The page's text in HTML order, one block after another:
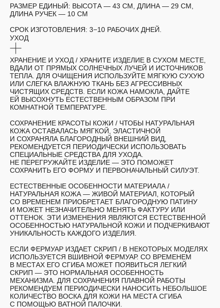
РАЗМЕР ЕДИНЫЙ: ВЫСОТА — 43 СМ, ДЛИНА — 29 СМ,
ДЛИНА РУЧЕК — 10 СМ
СРОК ИЗГОТОВЛЕНИЯ: 3−10 РАБОЧИХ ДНЕЙ.
УХОД
ХРАНЕНИЕ И УХОД / ХРАНИТЕ ИЗДЕЛИЕ В СУХОМ МЕСТЕ,
ВДАЛИ ОТ ПРЯМЫХ СОЛНЕЧНЫХ ЛУЧЕЙ И ИСТОЧНИКОВ
ТЕПЛА. ДЛЯ ОЧИЩЕНИЯ ИСПОЛЬЗУЙТЕ МЯГКУЮ СУХУЮ
ИЛИ СЛЕГКА ВЛАЖНУЮ ТКАНЬ БЕЗ АГРЕССИВНЫХ
ЧИСТЯЩИХ СРЕДСТВ. ЕСЛИ КОЖА НАМОКЛА, ДАЙТЕ
ЕЙ ВЫСОХНУТЬ ЕСТЕСТВЕННЫМ ОБРАЗОМ ПРИ
КОМНАТНОЙ ТЕМПЕРАТУРЕ.
СОХРАНЕНИЕ КРАСОТЫ КОЖИ / ЧТОБЫ НАТУРАЛЬНАЯ
КОЖА ОСТАВАЛАСЬ МЯГКОЙ, ЭЛАСТИЧНОЙ
И СОХРАНЯЛА БЛАГОРОДНЫЙ ВНЕШНИЙ ВИД,
РЕКОМЕНДУЕТСЯ ПЕРИОДИЧЕСКИ ИСПОЛЬЗОВАТЬ
СПЕЦИАЛЬНЫЕ СРЕДСТВА ДЛЯ УХОДА.
НЕ ПЕРЕГРУЖАЙТЕ ИЗДЕЛИЕ — ЭТО ПОМОЖЕТ
СОХРАНИТЬ ЕГО ФОРМУ И ПЕРВОНАЧАЛЬНЫЙ СИЛУЭТ.
ЕСТЕСТВЕННЫЕ ОСОБЕННОСТИ МАТЕРИАЛА /
НАТУРАЛЬНАЯ КОЖА — ЖИВОЙ МАТЕРИАЛ, КОТОРЫЙ
СО ВРЕМЕНЕМ ПРИОБРЕТАЕТ БЛАГОРОДНУЮ ПАТИНУ
И МОЖЕТ НЕЗНАЧИТЕЛЬНО МЕНЯТЬ ФАКТУРУ ИЛИ
ОТТЕНОК. ЭТИ ИЗМЕНЕНИЯ ЯВЛЯЮТСЯ ЕСТЕСТВЕННОЙ
ОСОБЕННОСТЬЮ НАТУРАЛЬНОЙ КОЖИ И ПОДЧЕРКИВАЮТ
УНИКАЛЬНОСТЬ КАЖДОГО ИЗДЕЛИЯ.
ЕСЛИ ФЕРМУАР ИЗДАЕТ СКРИП / В НЕКОТОРЫХ МОДЕЛЯХ
ИСПОЛЬЗУЕТСЯ ВШИВНОЙ ФЕРМУАР. СО ВРЕМЕНЕМ
В МЕСТАХ ЕГО СГИБА МОЖЕТ ПОЯВИТЬСЯ ЛЕГКИЙ
СКРИП — ЭТО НОРМАЛЬНАЯ ОСОБЕННОСТЬ
МЕХАНИЗМА. ДЛЯ СОХРАНЕНИЯ ПЛАВНОЙ РАБОТЫ
РЕКОМЕНДУЕМ ПЕРИОДИЧЕСКИ НАНОСИТЬ НЕБОЛЬШОЕ
КОЛИЧЕСТВО ВОСКА ДЛЯ КОЖИ НА МЕСТА СГИБА
С ПОМОЩЬЮ ВАТНОЙ ПАЛОЧКИ.